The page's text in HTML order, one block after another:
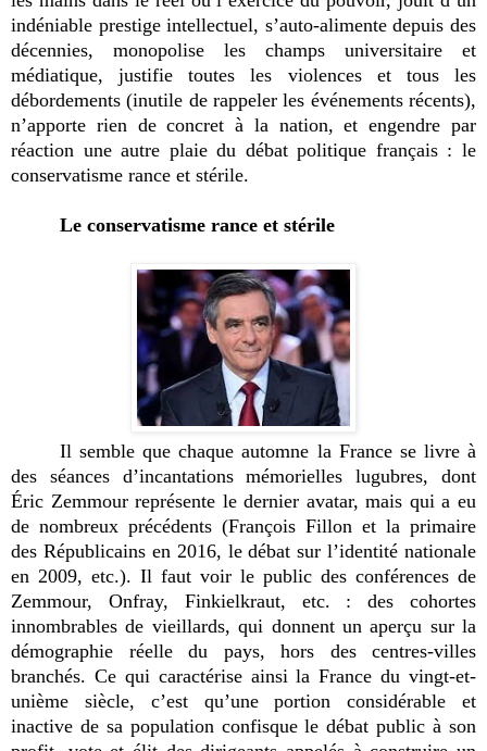
indéniable prestige intellectuel, s’auto-alimente depuis des
décennies, monopolise les champs universitaire et
médiatique, justifie toutes les violences et tous les
débordements (inutile de rappeler les événements récents),
n’apporte rien de concret à la nation, et engendre par
réaction une autre plaie du débat politique français : le
conservatisme rance et stérile.
Le conservatisme rance et stérile
Il semble que chaque automne la France se livre à
des séances d’incantations mémorielles lugubres, dont
Éric Zemmour représente le dernier avatar, mais qui a eu
de nombreux précédents (François Fillon et la primaire
des Républicains en 2016, le débat sur l’identité nationale
en 2009, etc.). Il faut voir le public des conférences de
Zemmour, Onfray, Finkielkraut, etc. : des cohortes
innombrables de vieillards, qui donnent un aperçu sur la
démographie réelle du pays, hors des centres-villes
branchés. Ce qui caractérise ainsi la France du vingt-et-
unième siècle, c’est qu’une portion considérable et
inactive de sa population confisque le débat public à son